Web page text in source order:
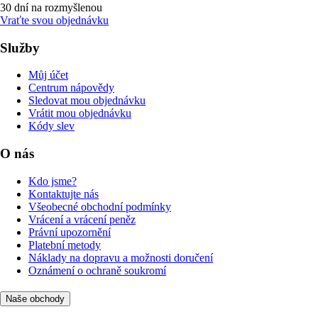
30 dní na rozmyšlenou
Vraťte svou objednávku
Služby
Můj účet
Centrum nápovědy
Sledovat mou objednávku
Vrátit mou objednávku
Kódy slev
O nás
Kdo jsme?
Kontaktujte nás
Všeobecné obchodní podmínky
Vrácení a vrácení peněz
Právní upozornění
Platební metody
Náklady na dopravu a možnosti doručení
Oznámení o ochraně soukromí
Naše obchody